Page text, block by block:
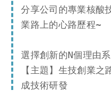
分享公司的專業核酸
業路上的心路歷程~
選擇創新的N個理由
【主題】生技創業之
成技術研發